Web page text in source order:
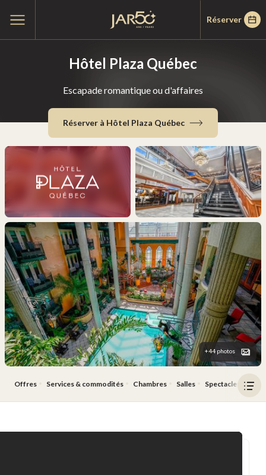
au
contenumenu
Réserver
Hôtel Plaza Québec
Escapade romantique ou d'affaires
Réserver à Hôtel Plaza Québec
+44 photos
Offres Services & commodités Chambres Salles Spectacles
le